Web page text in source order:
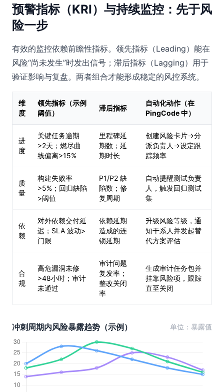
预警指标（KRI）与持续监控：先于风
险一步
有效的监控依赖前瞻性指标。领先指标（Leading）能在
风险“尚未发生”时发出信号；滞后指标（Lagging）用于
验证影响与复盘。两者组合才能形成稳定的风控系统。
维
度
领先指标（示例
阈值）
滞后指标
自动化动作（在
PingCode 中）
进
度
关键任务逾期
>2天；燃尽曲
线偏离>15%
里程碑延
期数；延
期时长
创建风险卡片→分
派负责人→设定跟
踪频率
质
量
构建失败率
>5%；回归缺陷
>阈值
P1/P2 缺
陷数；修
复周期
自动提醒测试负责
人，触发回归测试
集
依
赖
对外依赖交付延
迟；SLA 波动>
门限
依赖延期
造成的连
锁延期
升级风险等级，通
知干系人并发起替
代方案评估
合
规
高危漏洞未修
>48小时；审计
未通过
审计问题
复发率；
整改关闭
率
生成审计任务包并
挂靠风险项，跟踪
直至关闭
冲刺周期内风险暴露趋势（示例） 单位：暴露值